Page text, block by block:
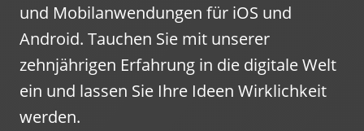
und Mobilanwendungen für iOS und
Android. Tauchen Sie mit unserer
zehnjährigen Erfahrung in die digitale Welt
ein und lassen Sie Ihre Ideen Wirklichkeit
werden.